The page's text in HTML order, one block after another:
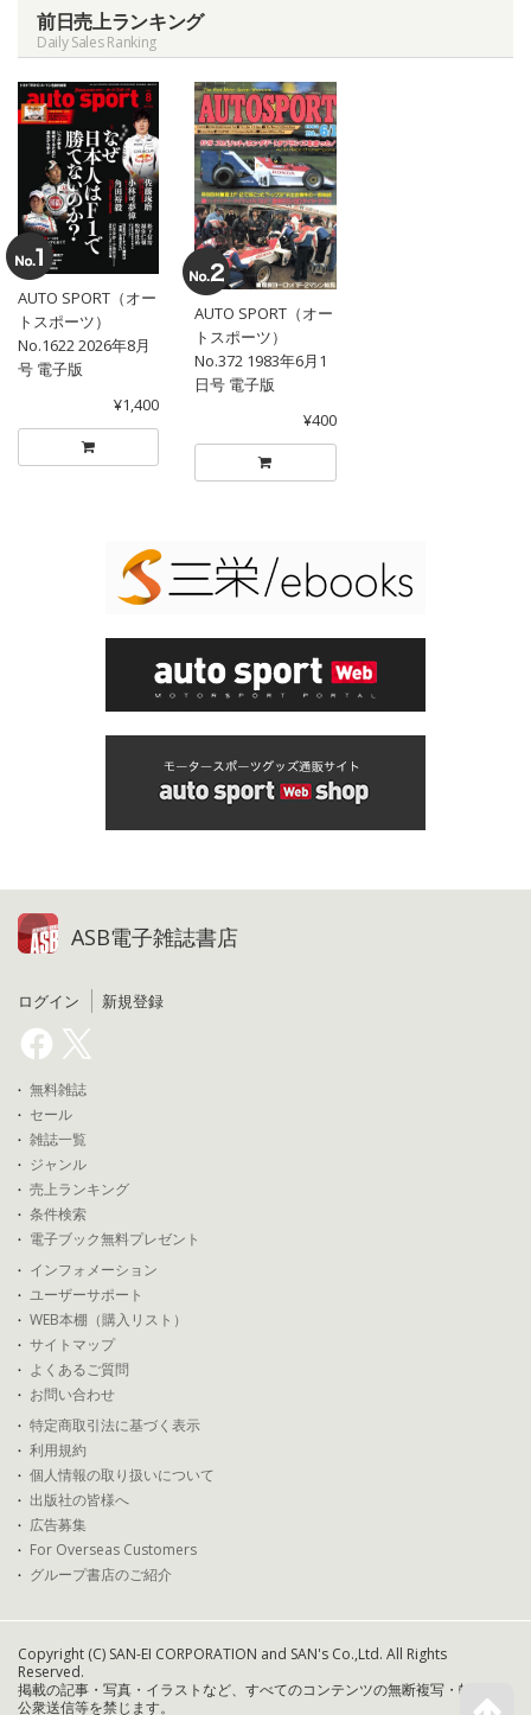
前日売上ランキング
Daily Sales Ranking
AUTO SPORT（オー
トスポーツ）
No.1622 2026年8月
号 電子版
¥1,400
AUTO SPORT（オー
トスポーツ）
No.372 1983年6月1
日号 電子版
¥400
ASB電子雑誌書店
ログイン 新規登録
無料雑誌
セール
雑誌一覧
ジャンル
売上ランキング
条件検索
電子ブック無料プレゼント
インフォメーション
ユーザーサポート
WEB本棚（購入リスト）
サイトマップ
よくあるご質問
お問い合わせ
特定商取引法に基づく表示
利用規約
個人情報の取り扱いについて
出版社の皆様へ
広告募集
For Overseas Customers
グループ書店のご紹介
Copyright (C) SAN-EI CORPORATION and SAN's Co.,Ltd. All Rights
Reserved.
掲載の記事・写真・イラストなど、すべてのコンテンツの無断複写・転載・
公衆送信等を禁じます。